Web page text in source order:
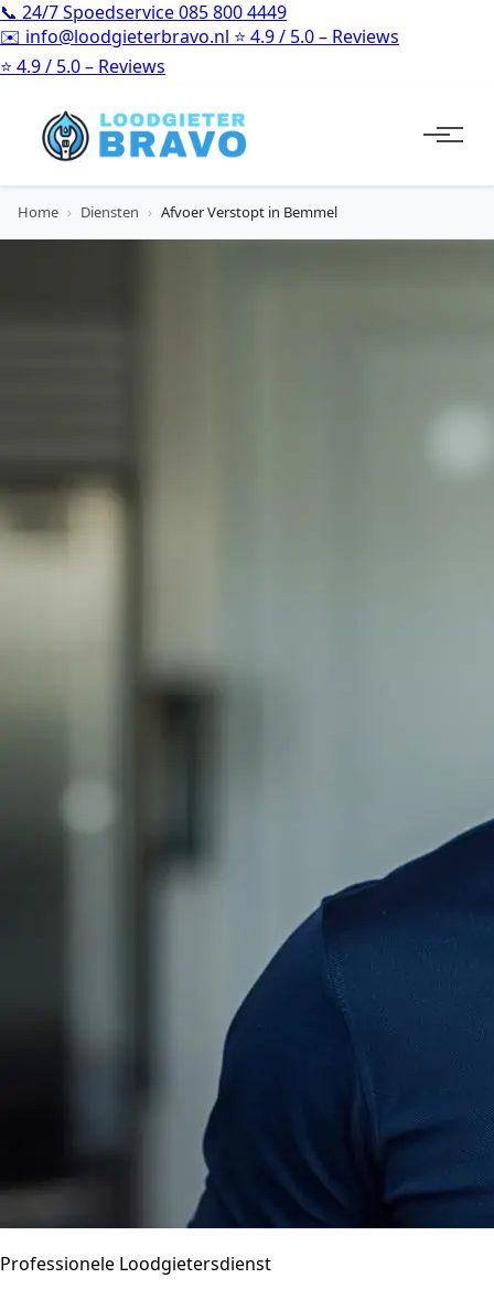
📞 24/7 Spoedservice085 800 4449
✉️ info@loodgieterbravo.nl ⭐ 4.9 / 5.0 – Reviews
⭐ 4.9 / 5.0 – Reviews
Home › Diensten › Afvoer Verstopt in Bemmel
Professionele Loodgietersdienst